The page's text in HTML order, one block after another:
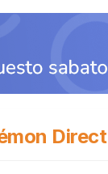
Direct